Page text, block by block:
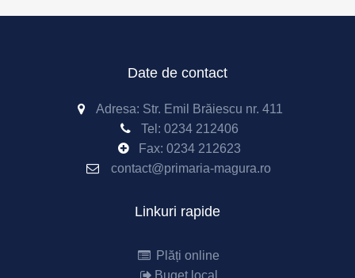
Date de contact
Adresa: Str. Emil Brăiescu nr. 411
Tel: 0234 212406
Fax: 0234 212623
contact@primaria-magura.ro
Linkuri rapide
Plăți online
Buget local